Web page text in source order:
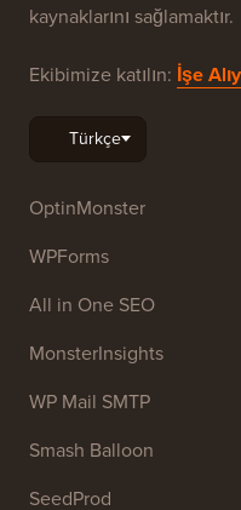
kaynaklarını sağlamaktır.
Ekibimize katılın: İşe
OptinMonster
WPForms
All in One SEO
MonsterInsights
WP Mail SMTP
Smash Balloon
SeedProd